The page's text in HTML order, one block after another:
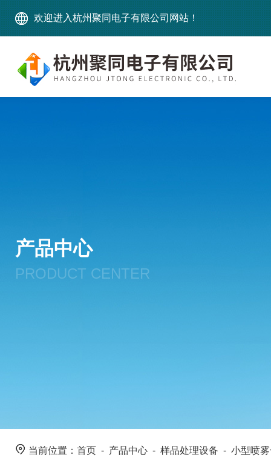
欢迎进入杭州聚同电子有限公司网站！
产品中心
PRODUCT CENTER
当前位置： 首页 - 产品中心 - 样品处理设备 - 小型喷